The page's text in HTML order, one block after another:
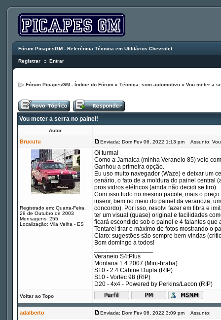
Fórum PicapesGM - Referência Técnica em Utilitários Chevrolet
Registrar :: Entrar
Fórum PicapesGM - Índice do Fórum » Técnica: som automotivo » Vou meter a
Vou meter a serra no painel!
Autor
Brucutu Enviada: Dom Fev 06, 2022 1:13 pm Assunto:
Registrado em: Quarta-Feira,
29 de Outubro de 2003
Mensagens: 255
Localização: Vila Velha - ES
Oi turma!
Como a Jamaica (minha Veraneio 85) veio
Ganhou a primeira opção.
Eu uso muito navegador (Waze) e deixar um
cenário, o fato de a moldura do painel central
pros vidros elétricos (ainda não decidi se tiro).
Com isso tudo no mesmo pacote, mais o
inserir, bem no meio do painel da veranoza,
concordo). Por isso, resolvi fazer em fibra e
ter um visual (quase) original e facilidades
ficará escondido sob o painel e 4 falantes
Tentarei tirar o máximo de fotos mostrando o
Claro: sugestões são sempre bem-vindas
Bom domingo a todos!
Veraneio S4tPlus
Montana 1.4 2007 (Mini-braba)
S10 - 2.4 Cabine Dupla (RIP)
S10 - Vortec 98 (RIP)
D20 - 4x4 - Powered by Perkins/Lacon (RIP)
Voltar ao Topo
adalberto Enviada: Dom Fev 06, 2022 3:09 pm Assunto: